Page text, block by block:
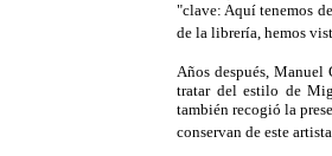
"clave: Aquí tenemos
de la librería, hemos
Años después,
tratar del estilo de
también recogió la
conservan de este